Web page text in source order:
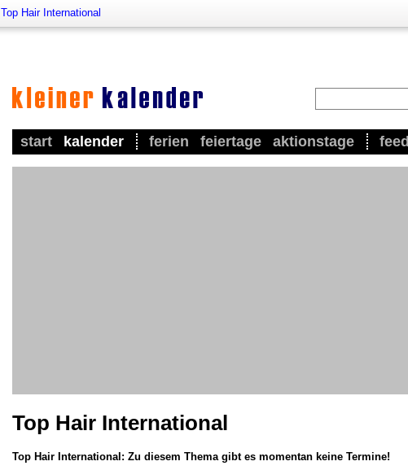
Top Hair International
start kalender ferien feiertage aktionstage feed
Top Hair International
Top Hair International: Zu diesem Thema gibt es momentan keine Termine!